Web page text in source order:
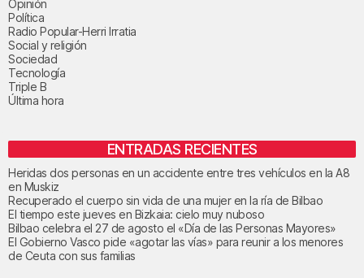
Opinión
Política
Radio Popular-Herri Irratia
Social y religión
Sociedad
Tecnología
Triple B
Última hora
ENTRADAS RECIENTES
Heridas dos personas en un accidente entre tres vehículos en la A8
en Muskiz
Recuperado el cuerpo sin vida de una mujer en la ría de Bilbao
El tiempo este jueves en Bizkaia: cielo muy nuboso
Bilbao celebra el 27 de agosto el «Día de las Personas Mayores»
El Gobierno Vasco pide «agotar las vías» para reunir a los menores
de Ceuta con sus familias